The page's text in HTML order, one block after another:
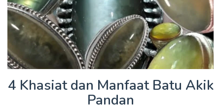
4 Khasiat dan Manfaat Batu Akik
Pandan